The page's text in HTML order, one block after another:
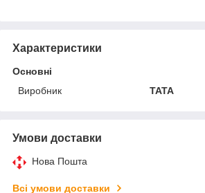
Характеристики
Основні
Виробник
TATA
Умови доставки
Нова Пошта
Всі умови доставки